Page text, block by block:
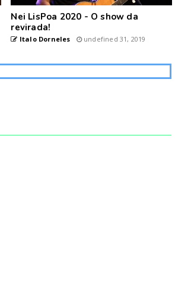
Nei LisPoa 2020 - O show da
revirada!
Italo Dorneles undefined 31, 2019